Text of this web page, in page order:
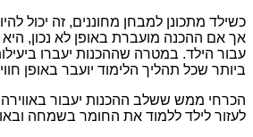
כשילד מתכונן למבחן מחוננים, זה יכול
אך אם ההכנה מועברת באופן לא נכון, היא
עבור הילד. במטרה שההכנות יעברו
ביותר שכל תהליך הלימוד יועבר באופן
הכרחי ממש ששלב ההכנות יעבור באווירה
לעזור לילד ללמוד את החומר בשמחה